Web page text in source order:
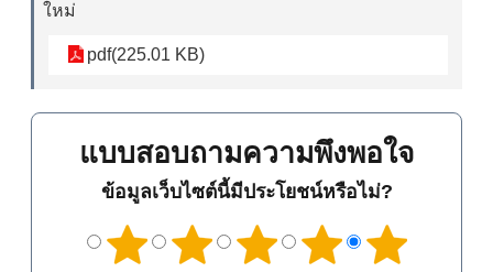
ใหม่
pdf(225.01 KB)
แบบสอบถามความพึงพอใจ
ข้อมูลเว็บไซต์นี้มีประโยชน์หรือไม่?